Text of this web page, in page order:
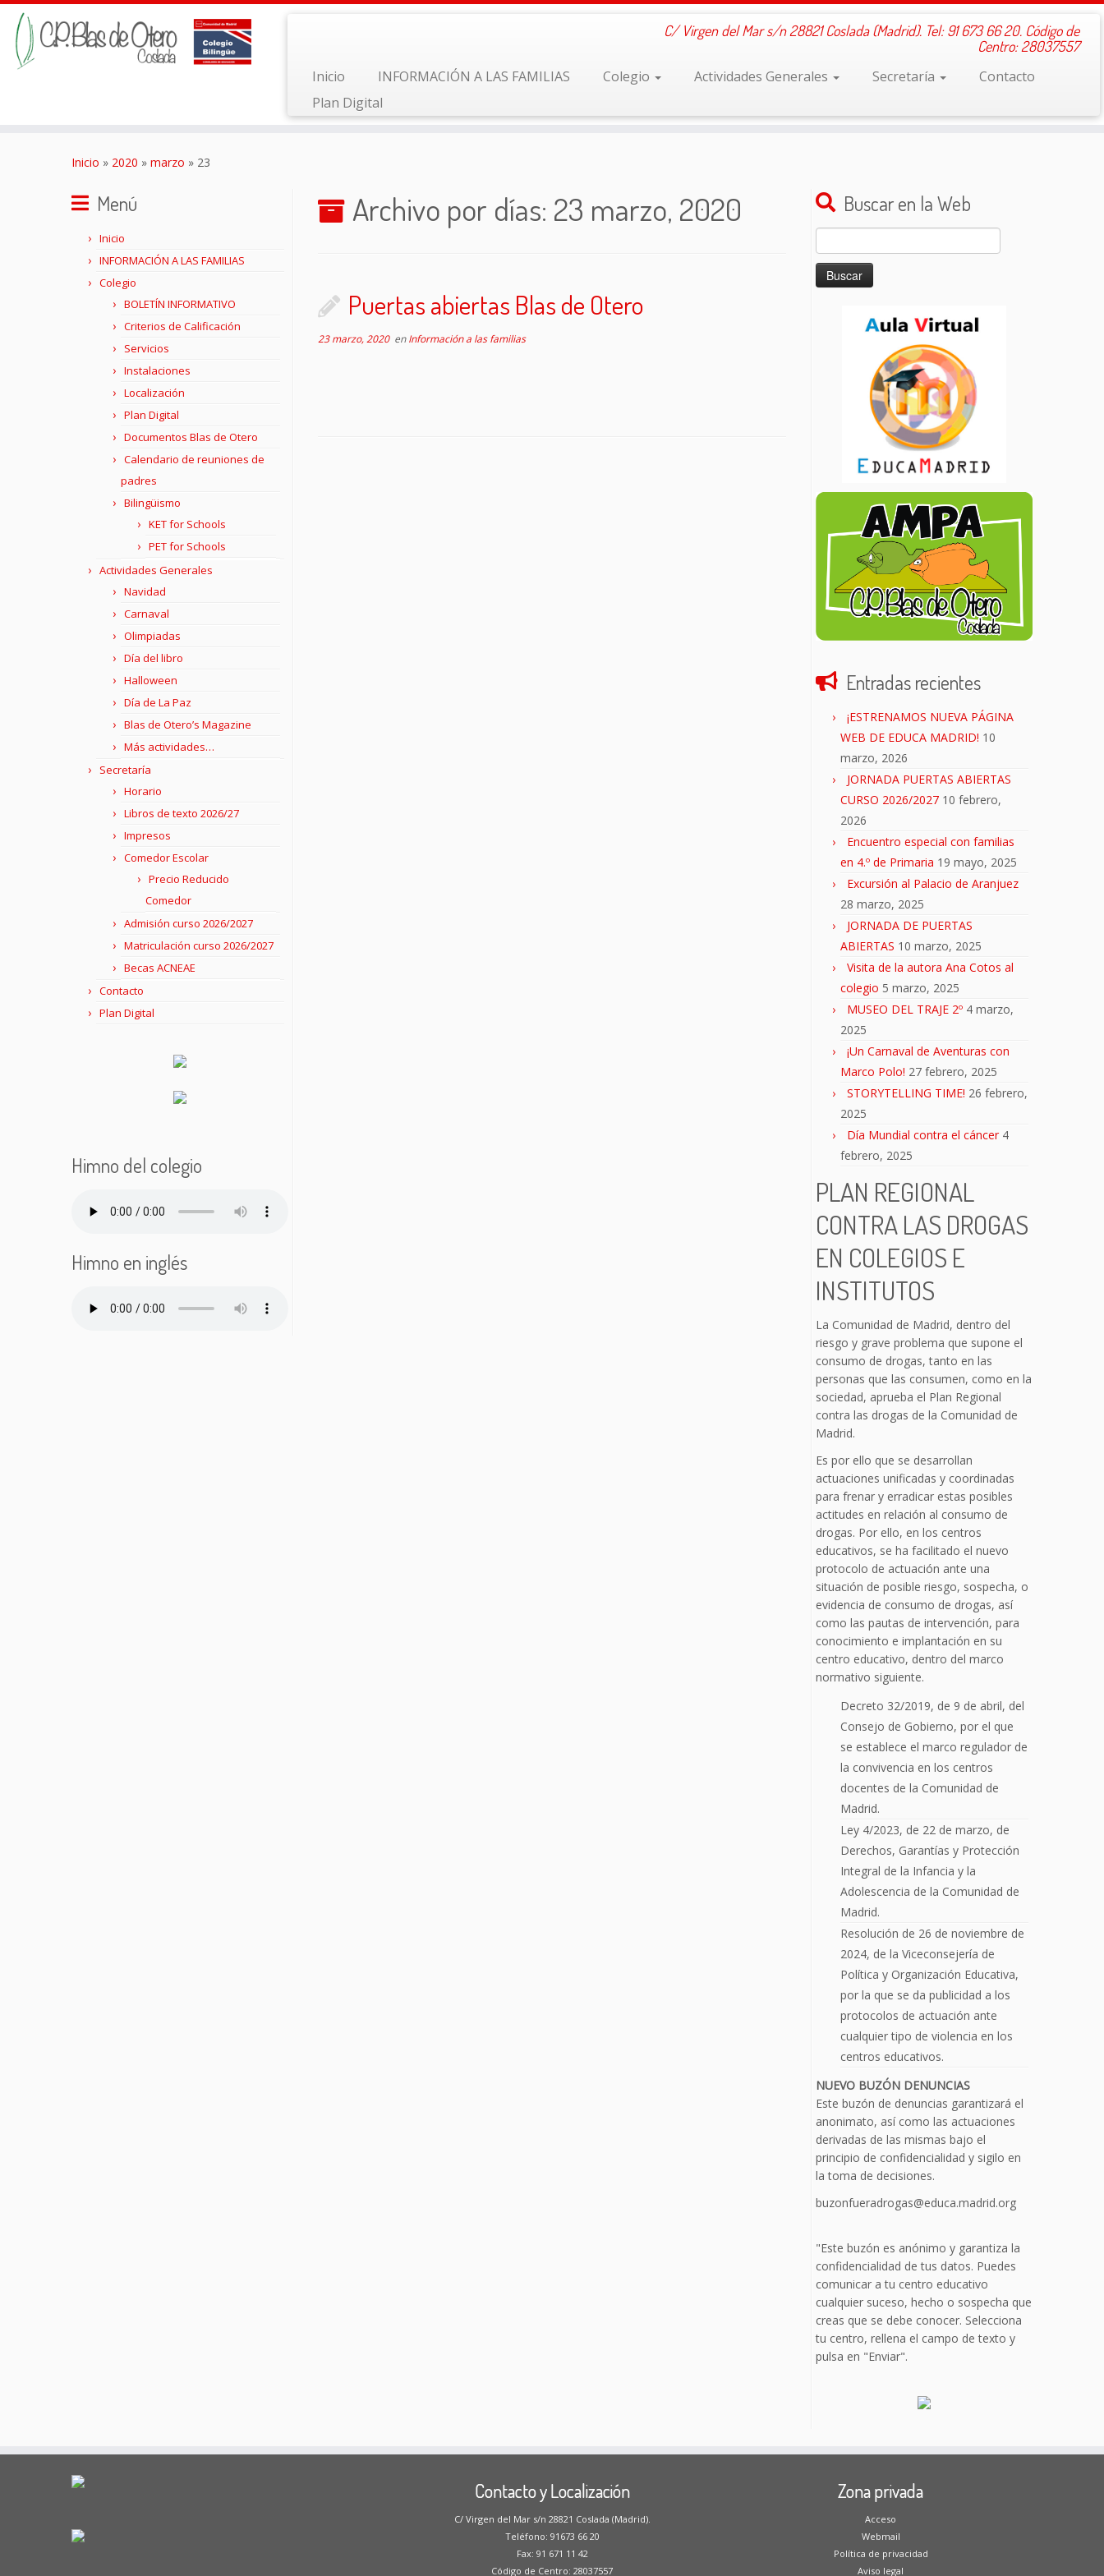
C/ Virgen del Mar s/n 28821 Coslada (Madrid). Tel: 91 673 66 20. Código de
Centro: 28037557
Inicio
INFORMACIÓN A LAS FAMILIAS Colegio Actividades Generales Secretaría
Contacto
Plan Digital
Inicio » 2020 » marzo » 23
Menú
Inicio
INFORMACIÓN A LAS FAMILIAS
Colegio
BOLETÍN INFORMATIVO
Criterios de Calificación
Servicios
Instalaciones
Localización
Plan Digital
Documentos Blas de Otero
Calendario de reuniones de
padres
Bilingüismo
KET for Schools
PET for Schools
Actividades Generales
Navidad
Carnaval
Olimpiadas
Día del libro
Halloween
Día de La Paz
Blas de Otero’s Magazine
Más actividades…
Secretaría
Horario
Libros de texto 2026/27
Impresos
Comedor Escolar
Precio Reducido
Comedor
Admisión curso 2026/2027
Matriculación curso 2026/2027
Becas ACNEAE
Contacto
Plan Digital
Himno del colegio
Himno en inglés
Archivo por días: 23 marzo, 2020
Puertas abiertas Blas de Otero
23 marzo, 2020enInformación a las familias
Buscar en la Web
Buscar:
Entradas recientes
¡ESTRENAMOS NUEVA PÁGINA
WEB DE EDUCA MADRID! 10
marzo, 2026
JORNADA PUERTAS ABIERTAS
CURSO 2026/2027 10 febrero,
2026
Encuentro especial con familias
en 4.º de Primaria 19 mayo, 2025
Excursión al Palacio de Aranjuez
28 marzo, 2025
JORNADA DE PUERTAS
ABIERTAS 10 marzo, 2025
Visita de la autora Ana Cotos al
colegio 5 marzo, 2025
MUSEO DEL TRAJE 2º 4 marzo,
2025
¡Un Carnaval de Aventuras con
Marco Polo! 27 febrero, 2025
STORYTELLING TIME! 26 febrero,
2025
Día Mundial contra el cáncer 4
febrero, 2025
PLAN REGIONAL
CONTRA LAS DROGAS
EN COLEGIOS E
INSTITUTOS
La Comunidad de Madrid, dentro del
riesgo y grave problema que supone el
consumo de drogas, tanto en las
personas que las consumen, como en la
sociedad, aprueba el Plan Regional
contra las drogas de la Comunidad de
Madrid.
Es por ello que se desarrollan
actuaciones unificadas y coordinadas
para frenar y erradicar estas posibles
actitudes en relación al consumo de
drogas. Por ello, en los centros
educativos, se ha facilitado el nuevo
protocolo de actuación ante una
situación de posible riesgo, sospecha, o
evidencia de consumo de drogas, así
como las pautas de intervención, para
conocimiento e implantación en su
centro educativo, dentro del marco
normativo siguiente.
Decreto 32/2019, de 9 de abril, del
Consejo de Gobierno, por el que
se establece el marco regulador de
la convivencia en los centros
docentes de la Comunidad de
Madrid.
Ley 4/2023, de 22 de marzo, de
Derechos, Garantías y Protección
Integral de la Infancia y la
Adolescencia de la Comunidad de
Madrid.
Resolución de 26 de noviembre de
2024, de la Viceconsejería de
Política y Organización Educativa,
por la que se da publicidad a los
protocolos de actuación ante
cualquier tipo de violencia en los
centros educativos.
NUEVO BUZÓN DENUNCIAS
Este buzón de denuncias garantizará el
anonimato, así como las actuaciones
derivadas de las mismas bajo el
principio de confidencialidad y sigilo en
la toma de decisiones.
buzonfueradrogas@educa.madrid.org
"Este buzón es anónimo y garantiza la
confidencialidad de tus datos. Puedes
comunicar a tu centro educativo
cualquier suceso, hecho o sospecha que
creas que se debe conocer. Selecciona
tu centro, rellena el campo de texto y
pulsa en "Enviar".
Contacto y Localización
C/ Virgen del Mar s/n 28821 Coslada (Madrid).
Teléfono: 91673 66 20
Fax: 91 671 11 42
Código de Centro: 28037557
Zona privada
Acceso
Webmail
Política de privacidad
Aviso legal